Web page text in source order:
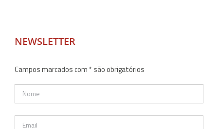
NEWSLETTER
Campos marcados com * são obrigatórios